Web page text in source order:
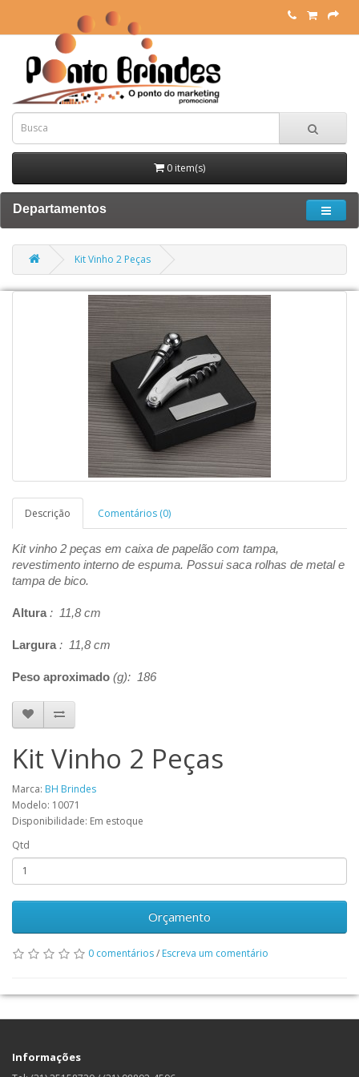
0 item(s)
Departamentos
Kit Vinho 2 Peças
Descrição Comentários (0)
Kit vinho 2 peças em caixa de papelão com tampa,
revestimento interno de espuma. Possui saca rolhas de metal e
tampa de bico.
Altura : 11,8 cm
Largura : 11,8 cm
Peso aproximado (g): 186
Kit Vinho 2 Peças
Marca: BH Brindes
Modelo: 10071
Disponibilidade: Em estoque
Qtd
Orçamento
0 comentários/ Escreva um comentário
Informações